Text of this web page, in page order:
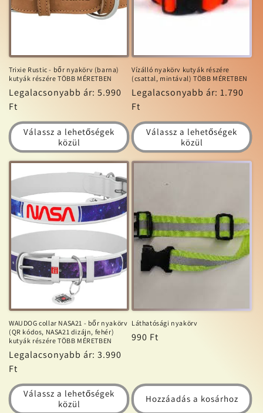
ó
Trixie Rustic - bőr nyakörv (barna)
kutyák részére TÖBB MÉRETBEN
Normál
ár
Legalacsonyabb ár: 5.990
Ft
Válassz a lehetőségek
közül
Vízálló nyakörv kutyák részére
(csattal, mintával) TÖBB MÉRETBEN
Normál
ár
Legalacsonyabb ár: 1.790
Ft
Válassz a lehetőségek
közül
WAUDOG collar NASA21 - bőr nyakörv
(QR kódos, NASA21 dizájn, fehér)
kutyák részére TÖBB MÉRETBEN
Normál
ár
Legalacsonyabb ár: 3.990
Ft
Válassz a lehetőségek
közül
Láthatósági nyakörv
Normál
990 Ft
Hozzáadás a kosárhoz